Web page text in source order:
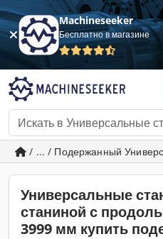
Machineseeker
Бесплатно в магазине
/ ... / Подержанный
Универсальные
станиной с
3999 мм купить